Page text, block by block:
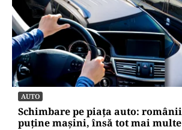
AUTO
Schimbare pe piața auto:
puține mașini, însă tot mai